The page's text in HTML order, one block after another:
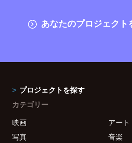
あなたのプロジェクト
プロジェクトを探す
カテゴリー
映画
アート
写真
音楽